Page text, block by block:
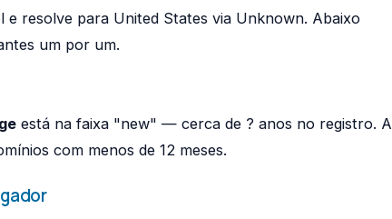
e resolve para United States via Unknown. Abaixo
um por um.
está na faixa "new" — cerca de ? anos no registro. A
com menos de 12 meses.